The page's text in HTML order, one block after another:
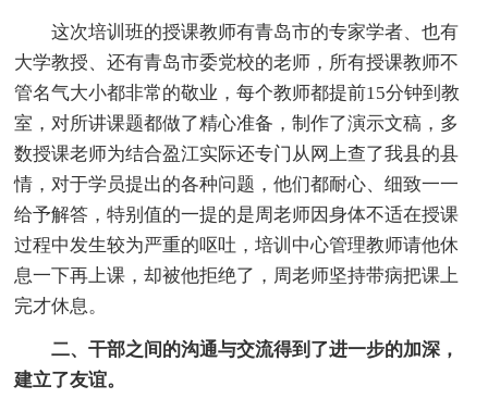
这次培训班的授课教师有青岛市的专家学者、也有
大学教授、还有青岛市委党校的老师，所有授课教师不
管名气大小都非常的敬业，每个教师都提前15分钟到教
室，对所讲课题都做了精心准备，制作了演示文稿，多
数授课老师为结合盈江实际还专门从网上查了我县的县
情，对于学员提出的各种问题，他们都耐心、细致一一
给予解答，特别值的一提的是周老师因身体不适在授课
过程中发生较为严重的呕吐，培训中心管理教师请他休
息一下再上课，却被他拒绝了，周老师坚持带病把课上
完才休息。
二、干部之间的沟通与交流得到了进一步的加深，
建立了友谊。